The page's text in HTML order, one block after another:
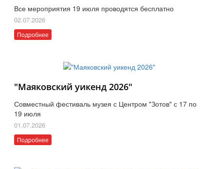
Все мероприятия 19 июля проводятся бесплатно
02.07.2026
Подробнее
"Маяковский уикенд 2026"
Совместный фестиваль музея с Центром "Зотов" с 17 по
19 июля
01.07.2026
Подробнее